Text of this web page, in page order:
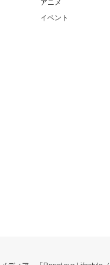
アニメ
イベント